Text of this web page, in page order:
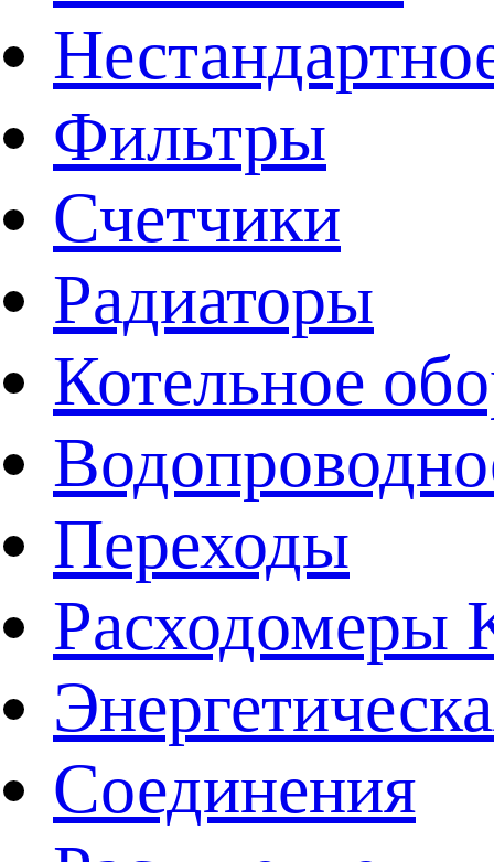
Фильтры
Счетчики
Радиаторы
Котельное
Переходы
Расходомеры
Соединения